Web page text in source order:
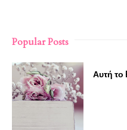
Popular Posts
Αυτή το